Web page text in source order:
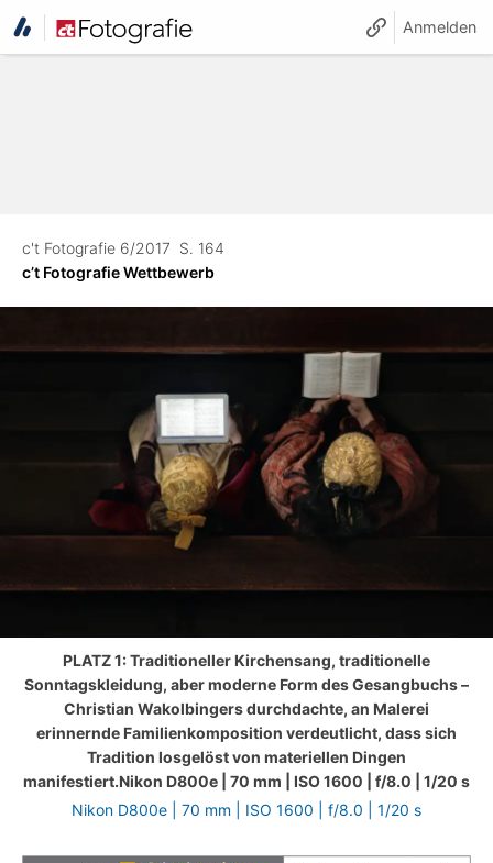
Anmelden
c't Fotografie 6/2017 S. 164
c’t Fotografie Wettbewerb
PLATZ 1: Traditioneller Kirchensang, traditionelle
Sonntagskleidung, aber moderne Form des Gesangbuchs –
Christian Wakolbingers durchdachte, an Malerei
erinnernde Familienkomposition verdeutlicht, dass sich
Tradition losgelöst von materiellen Dingen
manifestiert.Nikon D800e | 70 mm | ISO 1600 | f/8.0 | 1/20 s
Nikon D800e | 70 mm | ISO 1600 | f/8.0 | 1/20 s